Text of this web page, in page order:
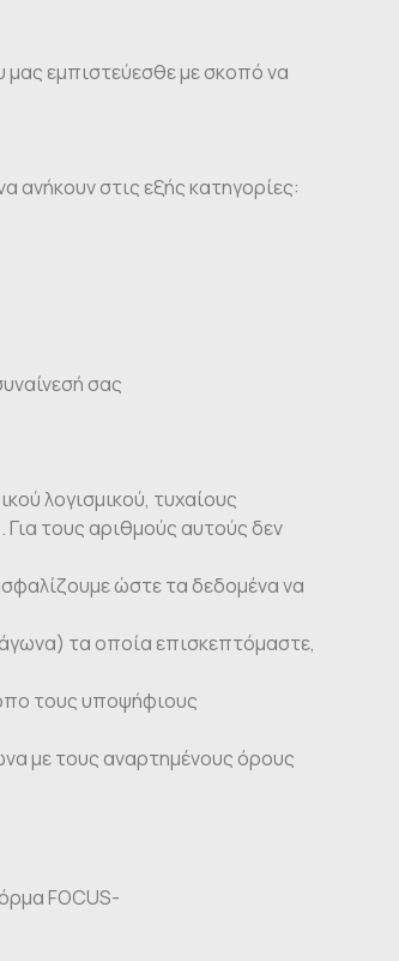
μας εμπιστεύεσθε με σκοπό να
στις εξής κατηγορίες:
σας
λογισμικού, τυχαίους
τους αριθμούς αυτούς δεν
ώστε τα δεδομένα να
τα οποία επισκεπτόμαστε,
τους υποψήφιους
με τους αναρτημένους όρους
FOCUS-